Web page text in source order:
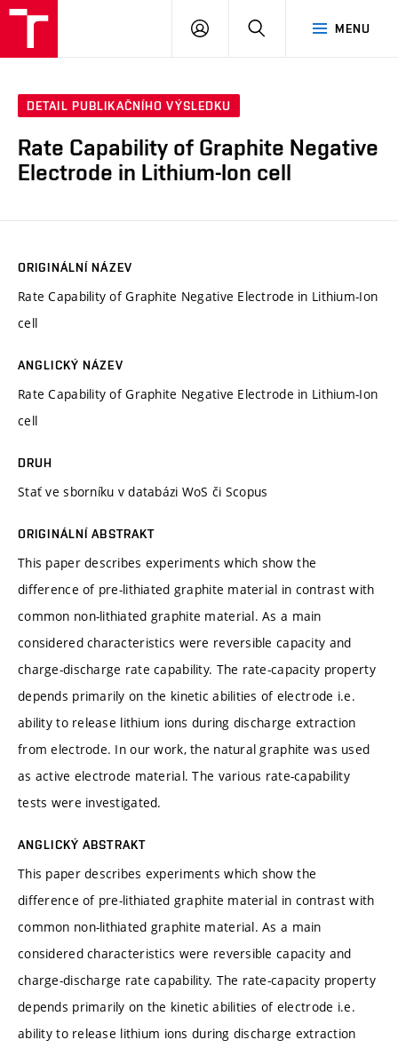
MENU
PŘIHLÁSIT
DETAIL PUBLIKAČNÍHO VÝSLEDKU
Rate Capability of Graphite Negative
Electrode in Lithium-Ion cell
ORIGINÁLNÍ NÁZEV
Rate Capability of Graphite Negative Electrode in Lithium-Ion
cell
ANGLICKÝ NÁZEV
Rate Capability of Graphite Negative Electrode in Lithium-Ion
cell
DRUH
Stať ve sborníku v databázi WoS či Scopus
ORIGINÁLNÍ ABSTRAKT
This paper describes experiments which show the
difference of pre-lithiated graphite material in contrast with
common non-lithiated graphite material. As a main
considered characteristics were reversible capacity and
charge-discharge rate capability. The rate-capacity property
depends primarily on the kinetic abilities of electrode i.e.
ability to release lithium ions during discharge extraction
from electrode. In our work, the natural graphite was used
as active electrode material. The various rate-capability
tests were investigated.
ANGLICKÝ ABSTRAKT
This paper describes experiments which show the
difference of pre-lithiated graphite material in contrast with
common non-lithiated graphite material. As a main
considered characteristics were reversible capacity and
charge-discharge rate capability. The rate-capacity property
depends primarily on the kinetic abilities of electrode i.e.
ability to release lithium ions during discharge extraction